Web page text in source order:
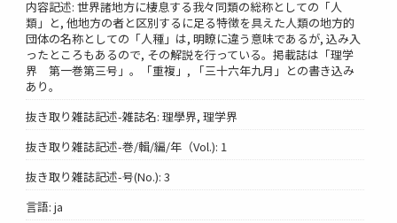
内容記述: 世界諸地方に棲息する我々同類の総称としての「人
類」と, 他地方の者と区別するに足る特徴を具えた人類の地方的
団体の名称としての「人種」は, 明瞭に違う意味であるが, 込み入
ったところもあるので, その解説を行っている。掲載誌は「理学
界 第一巻第三号」。「重複」, 「三十六年九月」との書き込み
あり。
抜き取り雑誌記述-雑誌名: 理學界, 理学界
抜き取り雑誌記述-巻/輯/編/年（Vol.): 1
抜き取り雑誌記述-号(No.): 3
言語: ja